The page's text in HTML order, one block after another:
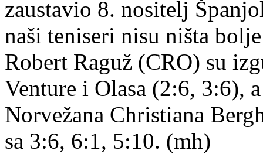
zaustavio 8. nositelj
naši teniseri nisu ništa
Robert Raguž (CRO) su
Venture i Olasa (2:6, 3:6),
Norvežana Christiana
sa 3:6, 6:1, 5:10. (mh)